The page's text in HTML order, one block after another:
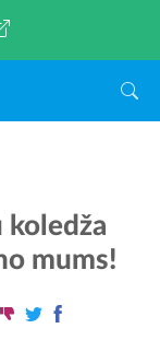
koledža
mums!